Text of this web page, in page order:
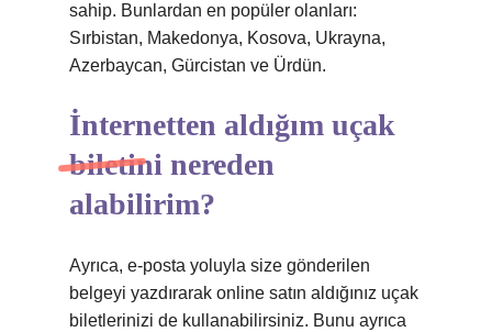
sahip. Bunlardan en popüler olanları:
Sırbistan, Makedonya, Kosova, Ukrayna,
Azerbaycan, Gürcistan ve Ürdün.
İnternetten aldığım uçak
biletini nereden
alabilirim?
Ayrıca, e-posta yoluyla size gönderilen
belgeyi yazdırarak online satın aldığınız uçak
biletlerinizi de kullanabilirsiniz. Bunu ayrıca